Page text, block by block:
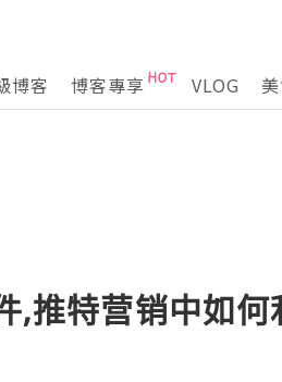
博客 博客專享 VLOG
,推特营销中如